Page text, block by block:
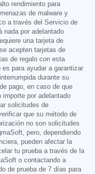
rendimiento para
de malware y
a través del Servicio de
nada por adelantado
una tarjeta de
acepten tarjetas de
de regalo con esta
para ayudar a garantizar
durante su
pago, en caso de que
por adelantado
solicitudes de
que su método de
no son solicitudes
pero, dependiendo
pueden afectar la
tu prueba a través de la
o contactando a
de prueba de 7 días para